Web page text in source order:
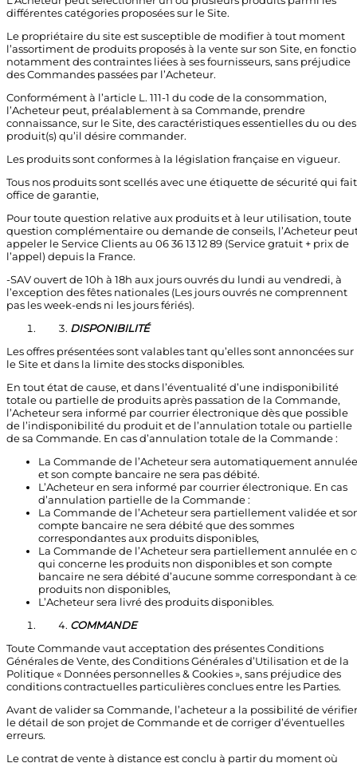
différentes catégories proposées sur le Site.
Le propriétaire du site est susceptible de modifier à tout moment
l’assortiment de produits proposés à la vente sur son Site, en
notamment des contraintes liées à ses fournisseurs, sans préjudice
des Commandes passées par l’Acheteur.
Conformément à l’article L. 111-1 du code de la consommation,
l’Acheteur peut, préalablement à sa Commande, prendre
connaissance, sur le Site, des caractéristiques essentielles du ou des
produit(s) qu’il désire commander.
Les produits sont conformes à la législation française en vigueur.
Tous nos produits sont scellés avec une étiquette de sécurité qui fait
office de garantie,
Pour toute question relative aux produits et à leur utilisation, toute
question complémentaire ou demande de conseils, l’Acheteur
appeler le Service Clients au 06 36 13 12 89 (Service gratuit + prix de
l’appel) depuis la France.
-SAV ouvert de 10h à 18h aux jours ouvrés du lundi au vendredi, à
l’exception des fêtes nationales (Les jours ouvrés ne comprennent
pas les week-ends ni les jours fériés).
DISPONIBILITÉ
Les offres présentées sont valables tant qu’elles sont annoncées sur
le Site et dans la limite des stocks disponibles.
En tout état de cause, et dans l’éventualité d’une indisponibilité
totale ou partielle de produits après passation de la Commande,
l’Acheteur sera informé par courrier électronique dès que possible
de l’indisponibilité du produit et de l’annulation totale ou partielle
de sa Commande. En cas d’annulation totale de la Commande :
La Commande de l’Acheteur sera automatiquement annulée
et son compte bancaire ne sera pas débité.
L’Acheteur en sera informé par courrier électronique. En cas
d’annulation partielle de la Commande :
La Commande de l’Acheteur sera partiellement validée et
compte bancaire ne sera débité que des sommes
correspondantes aux produits disponibles,
La Commande de l’Acheteur sera partiellement annulée en
qui concerne les produits non disponibles et son compte
bancaire ne sera débité d’aucune somme correspondant à
produits non disponibles,
L’Acheteur sera livré des produits disponibles.
COMMANDE
Toute Commande vaut acceptation des présentes Conditions
Générales de Vente, des Conditions Générales d’Utilisation et de la
Politique « Données personnelles & Cookies », sans préjudice des
conditions contractuelles particulières conclues entre les Parties.
Avant de valider sa Commande, l’acheteur a la possibilité de vérifier
le détail de son projet de Commande et de corriger d’éventuelles
erreurs.
Le contrat de vente à distance est conclu à partir du moment où